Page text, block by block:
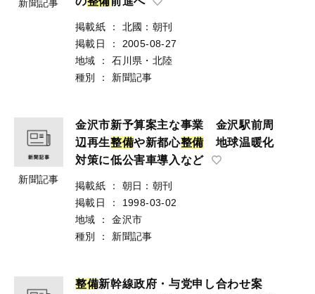
新聞記事
掲載紙 ：
北國：朝刊
掲載日
：
2005-08-27
地域
：
石川県・北陸
種別
： 新聞記事
新聞記事
金沢市新予算案主な事業 金沢駅前周
辺再生整備や新都心整備 地球温暖化
対策に低公害車導入など
掲載紙 ：
朝日：朝刊
掲載日
：
1998-03-02
地域
：
金沢市
種別
： 新聞記事
整備新幹線政府・与党申し合わせ案